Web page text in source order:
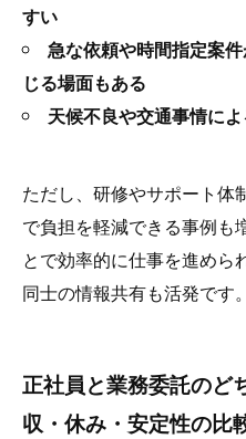
すい
急な依頼や時間指定案
じる場面もある
天候不良や交通事情に
ただし、研修やサポート体
で負担を軽減できる事例も
とで効率的に仕事を進めら
同士の情報共有も活発です。
正社員と業務委託のど
収・休み・安定性の比